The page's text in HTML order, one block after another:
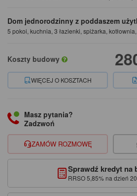
Dom jednorodzinny z poddaszem
5 pokoi, kuchnia, 3 łazienki, spiżarka,
Koszty budowy
WIĘCEJ O KOSZTACH
Masz pytania?
Zadzwoń
ZAMÓW ROZMOWĘ
Sprawdź kredyt na
RRSO 5,85% na dzień